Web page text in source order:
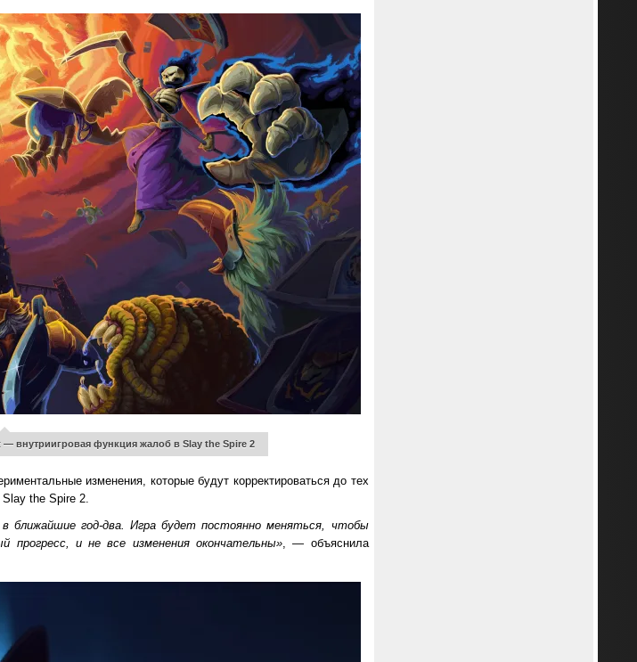
внутриигровая функция жалоб в Slay the Spire 2
изменения, которые будут корректироваться до тех
Slay the Spire 2.
ближайшие год-два. Игра будет постоянно меняться, чтобы
прогресс, и не все изменения окончательны», — объяснила